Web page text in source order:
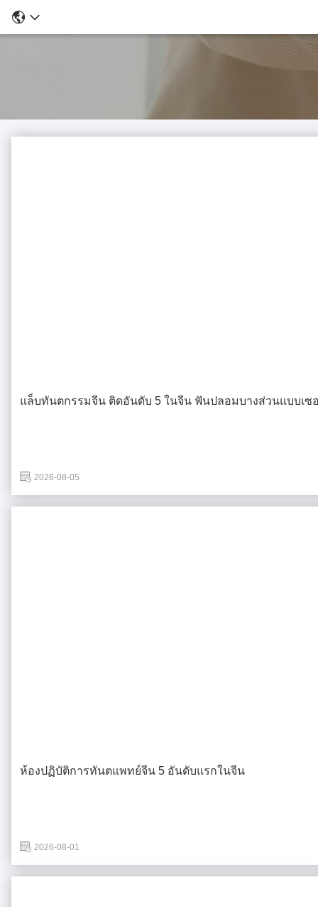
แล็บทันตกรรมจีน ติดอันดับ 5 ในจีน ฟันปลอมบางส่วนแบบเซ
2026-08-05
ห้องปฏิบัติการทันตแพทย์จีน 5 อันดับแรกในจีน
2026-08-01